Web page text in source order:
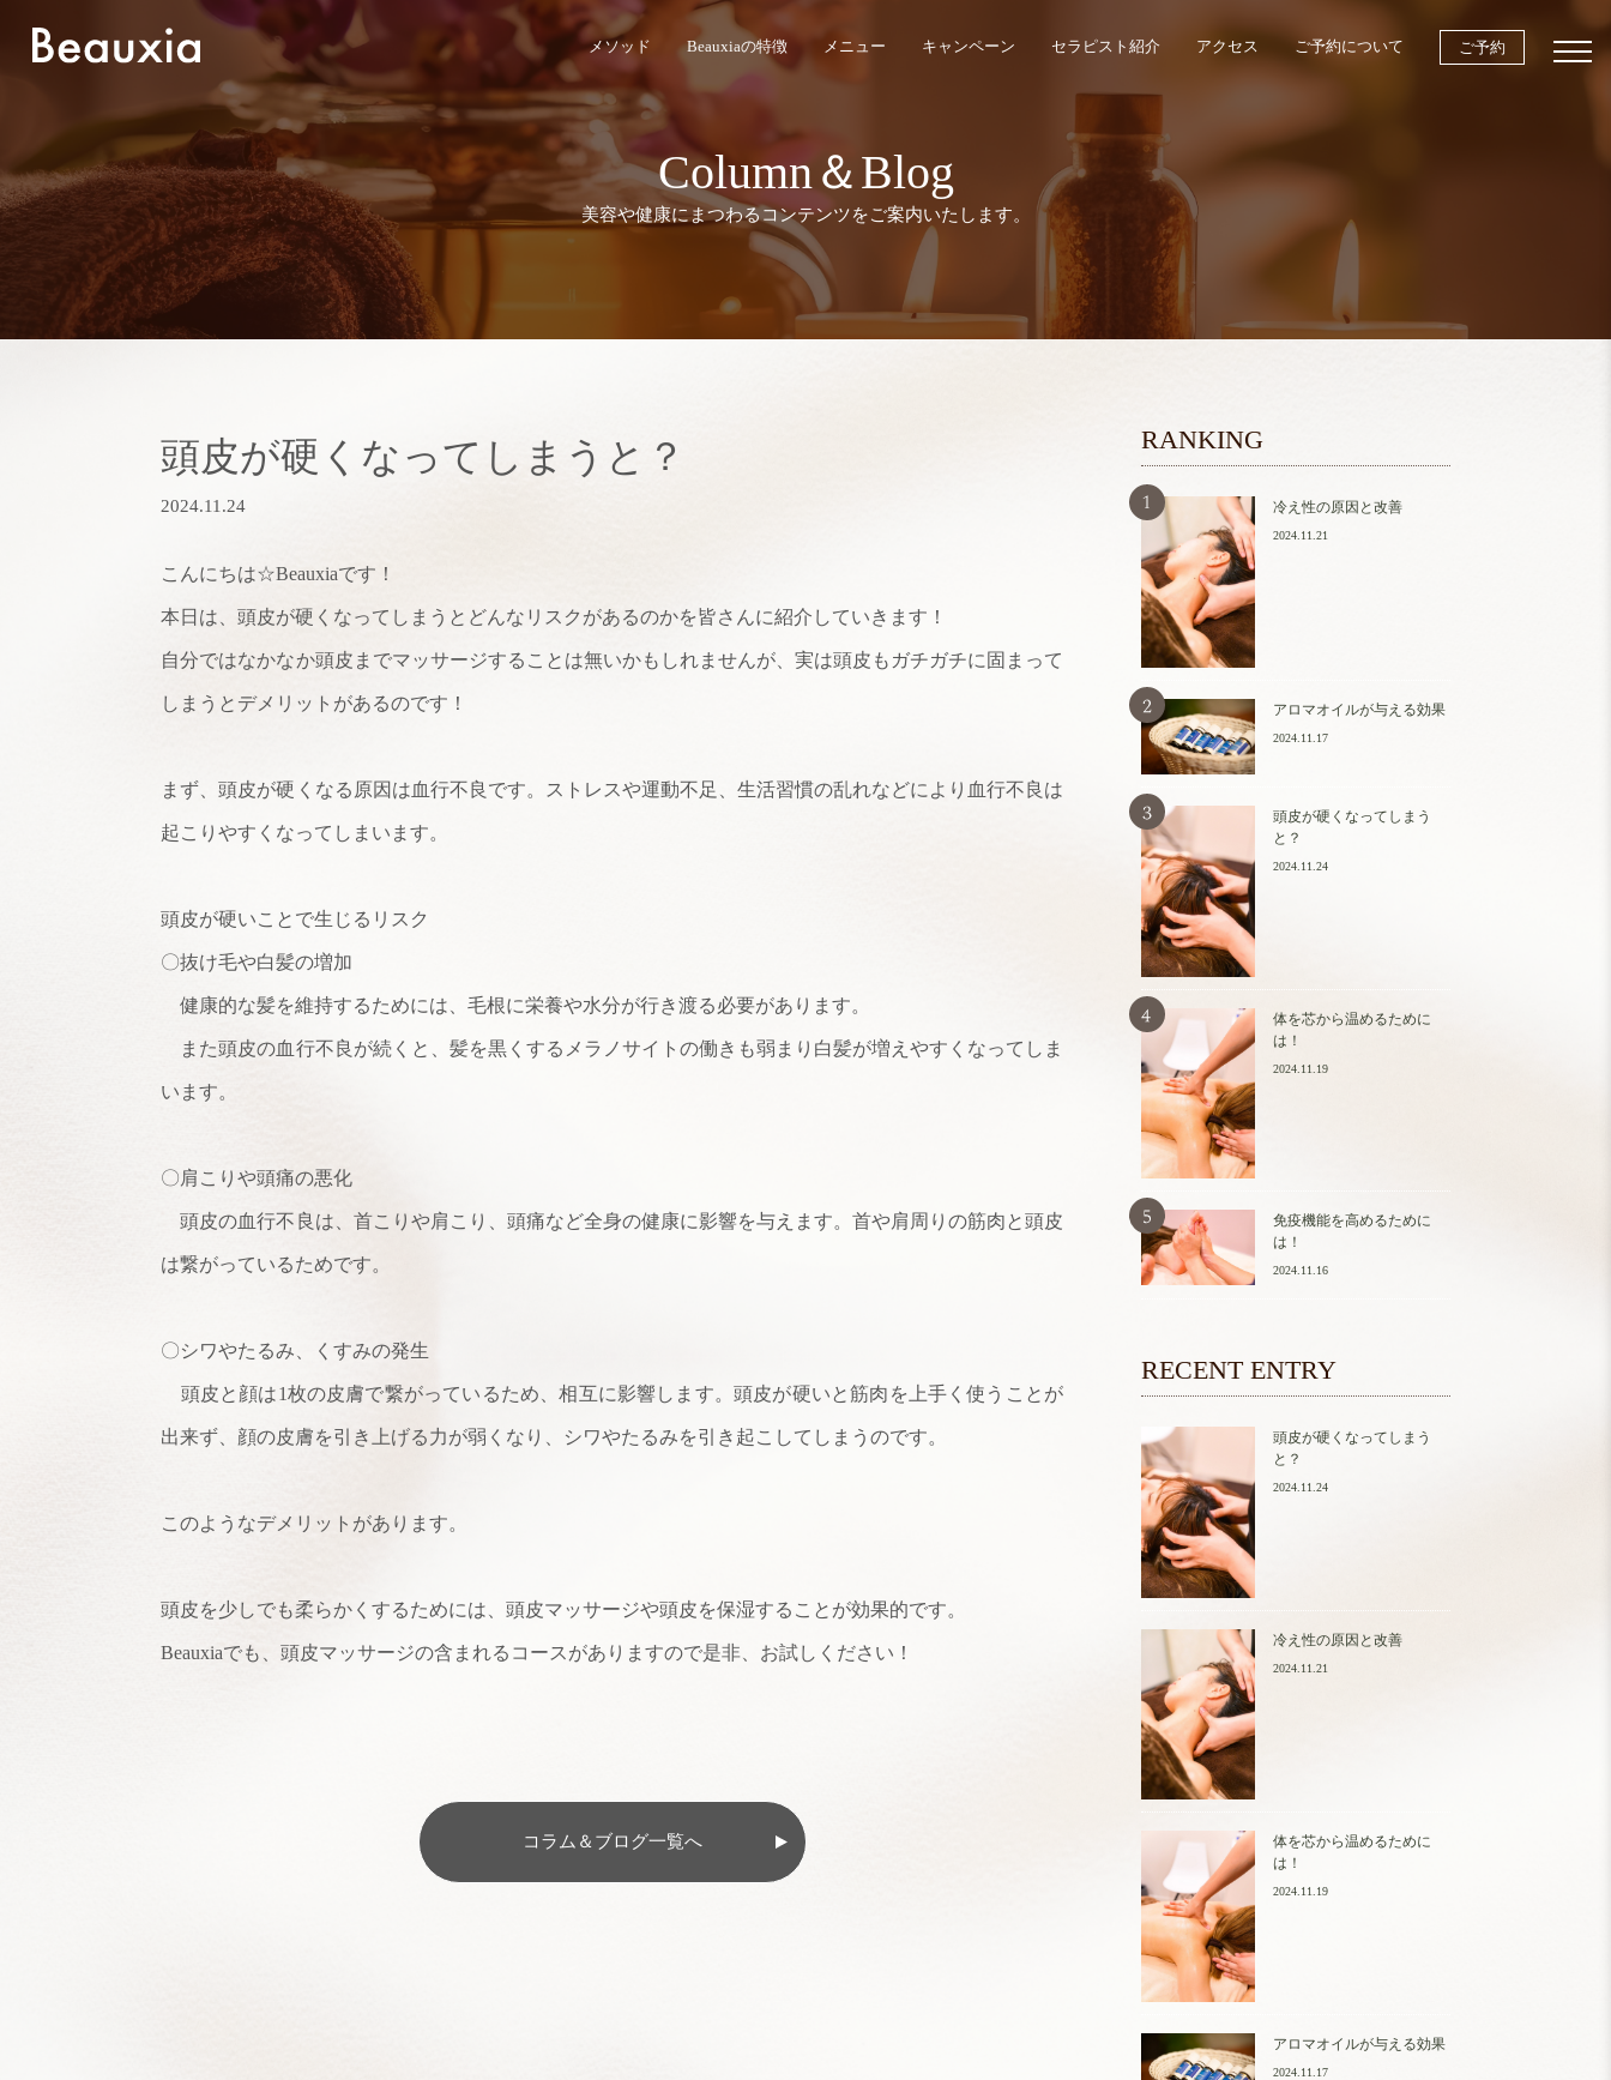
メソッド Beauxiaの特徴 メニュー キャンペーン セラピスト紹介 アクセス ご予約について ご予約
Column＆Blog
美容や健康にまつわるコンテンツをご案内いたします。
頭皮が硬くなってしまうと？
2024.11.24
こんにちは☆Beauxiaです！
本日は、頭皮が硬くなってしまうとどんなリスクがあるのかを皆さんに紹介していきます！
自分ではなかなか頭皮までマッサージすることは無いかもしれませんが、実は頭皮もガチガチに固まって
しまうとデメリットがあるのです！
まず、頭皮が硬くなる原因は血行不良です。ストレスや運動不足、生活習慣の乱れなどにより血行不良は
起こりやすくなってしまいます。
頭皮が硬いことで生じるリスク
〇抜け毛や白髪の増加
健康的な髪を維持するためには、毛根に栄養や水分が行き渡る必要があります。
また頭皮の血行不良が続くと、髪を黒くするメラノサイトの働きも弱まり白髪が増えやすくなってしま
います。
〇肩こりや頭痛の悪化
頭皮の血行不良は、首こりや肩こり、頭痛など全身の健康に影響を与えます。首や肩周りの筋肉と頭皮
は繋がっているためです。
〇シワやたるみ、くすみの発生
頭皮と顔は1枚の皮膚で繋がっているため、相互に影響します。頭皮が硬いと筋肉を上手く使うことが
出来ず、顔の皮膚を引き上げる力が弱くなり、シワやたるみを引き起こしてしまうのです。
このようなデメリットがあります。
頭皮を少しでも柔らかくするためには、頭皮マッサージや頭皮を保湿することが効果的です。
Beauxiaでも、頭皮マッサージの含まれるコースがありますので是非、お試しください！
コラム＆ブログ一覧へ
RANKING
冷え性の原因と改善
2024.11.21
アロマオイルが与える効果
2024.11.17
頭皮が硬くなってしまう
と？
2024.11.24
体を芯から温めるために
は！
2024.11.19
免疫機能を高めるために
は！
2024.11.16
RECENT ENTRY
頭皮が硬くなってしまう
と？
2024.11.24
冷え性の原因と改善
2024.11.21
体を芯から温めるために
は！
2024.11.19
アロマオイルが与える効果
2024.11.17